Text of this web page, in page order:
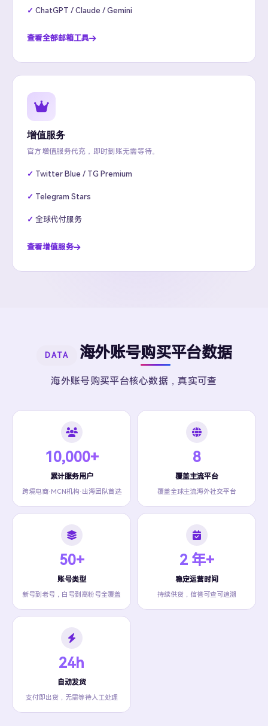
ChatGPT / Claude / Gemini
查看全部邮箱工具
增值服务
官方增值服务代充，即时到账无需等待。
Twitter Blue / TG Premium
Telegram Stars
全球代付服务
查看增值服务
DATA 海外账号购买平台数据
海外账号购买平台核心数据，真实可查
10,000+
累计服务用户
跨境电商·MCN机构·出海团队首选
8
覆盖主流平台
覆盖全球主流海外社交平台
50+
账号类型
新号到老号，白号到高粉号全覆盖
2 年+
稳定运营时间
持续供货，信誉可查可追溯
24h
自动发货
支付即出货，无需等待人工处理